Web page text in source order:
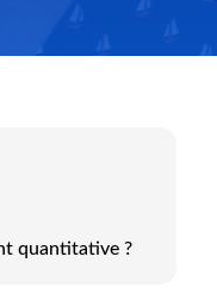
quantitative ?